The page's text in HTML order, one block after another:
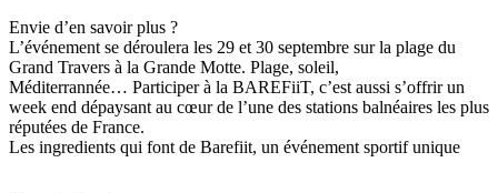
Envie d’en savoir plus ?
L’événement se déroulera les 29 et 30 septembre sur la plage du
Grand Travers à la Grande Motte. Plage, soleil,
Méditerrannée… Participer à la BAREFiiT, c’est aussi s’offrir un
week end dépaysant au cœur de l’une des stations balnéaires les plus
réputées de France.
Les ingredients qui font de Barefiit, un événement sportif unique